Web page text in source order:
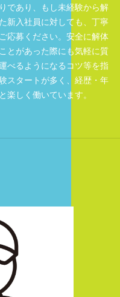
であり、もし未経験から解
新入社員に対しても、丁寧
応募ください。安全に解体
とがあった際にも気軽に質
べるようになるコツ等を指
スタートが多く、経歴・年
しく働いています。